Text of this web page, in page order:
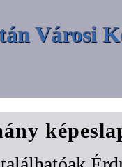
Városi